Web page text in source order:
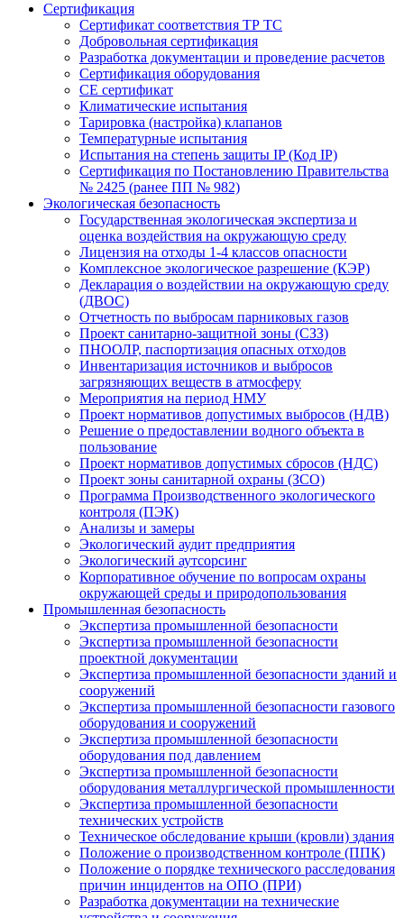
Сертификация
Cертификат соответствия ТР ТС
Добровольная сертификация
Разработка документации и проведение расчетов
Сертификация оборудования
CE cертификат
Климатические испытания
Тарировка (настройка) клапанов
Температурные испытания
Испытания на степень защиты IP (Код IP)
Сертификация по Постановлению Правительства
№ 2425 (ранее ПП № 982)
Экологическая безопасность
Государственная экологическая экспертиза и
оценка воздействия на окружающую среду
Лицензия на отходы 1-4 классов опасности
Комплексное экологическое разрешение (КЭР)
Декларация о воздействии на окружающую среду
(ДВОС)
Отчетность по выбросам парниковых газов
Проект санитарно-защитной зоны (СЗЗ)
ПНООЛР, паспортизация опасных отходов
Инвентаризация источников и выбросов
загрязняющих веществ в атмосферу
Мероприятия на период НМУ
Проект нормативов допустимых выбросов (НДВ)
Решение о предоставлении водного объекта в
пользование
Проект нормативов допустимых сбросов (НДС)
Проект зоны санитарной охраны (ЗСО)
Программа Производственного экологического
контроля (ПЭК)
Анализы и замеры
Экологический аудит предприятия
Экологический аутсорсинг
Корпоративное обучение по вопросам охраны
окружающей среды и природопользования
Промышленная безопасность
Экспертиза промышленной безопасности
Экспертиза промышленной безопасности
проектной документации
Экспертиза промышленной безопасности зданий и
сооружений
Экспертиза промышленной безопасности газового
оборудования и сооружений
Экспертиза промышленной безопасности
оборудования под давлением
Экспертиза промышленной безопасности
оборудования металлургической промышленности
Экспертиза промышленной безопасности
технических устройств
Техническое обследование крыши (кровли) здания
Положение о производственном контроле (ППК)
Положение о порядке технического расследования
причин инцидентов на ОПО (ПРИ)
Разработка документации на технические